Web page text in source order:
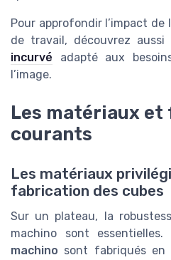
Pour approfondir l’impact de
de travail, découvrez aussi
incurvé adapté aux
l’image.
Les matériaux et
courants
Les matériaux
fabrication des cubes
Sur un plateau, la
machino sont
machino sont fabriqués en